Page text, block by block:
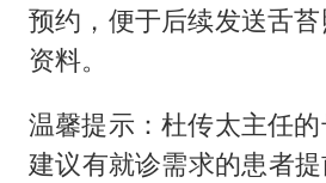
预约，便于后续发送舌
资料。
温馨提示：杜传太主任的
建议有就诊需求的患者